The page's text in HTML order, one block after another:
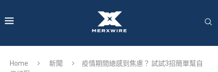
Home 新聞
疫情期間總感到焦慮？ 試試3招簡單幫自